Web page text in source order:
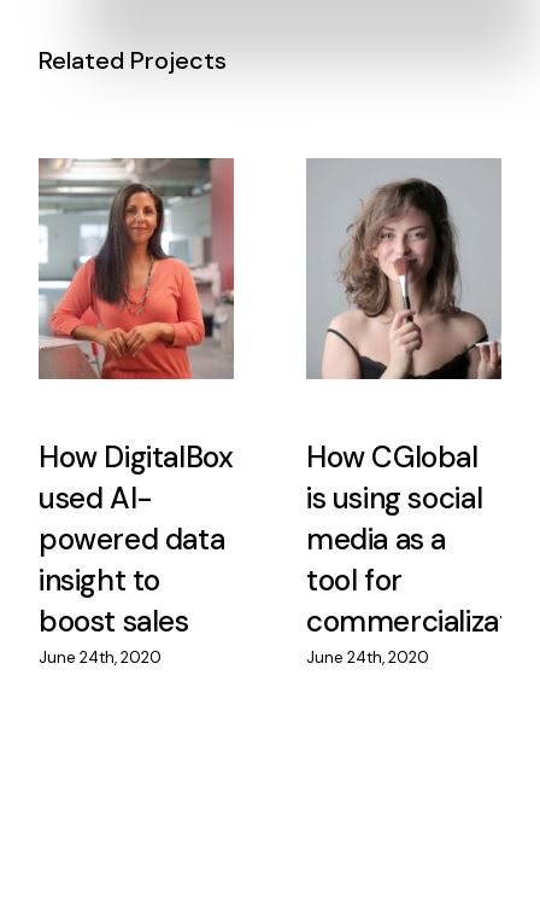
Related Projects
How DigitalBox
used AI-
powered data
insight to
boost sales
June 24th, 2020
How CGlobal
is using social
media as a
tool for
June 24th, 2020